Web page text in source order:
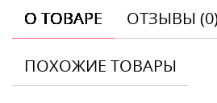
О ТОВАРЕ ОТЗЫВЫ
ПОХОЖИЕ ТОВАРЫ